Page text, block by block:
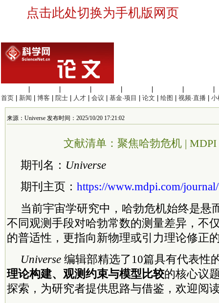
点击此处切换为手机版网页
首页
新闻 博客 院士 人才 会议 基金·项目 论文 绘图 视频·直播 小
来源：Universe 发布时间：2025/10/20 17:21:02
文献清单：聚焦哈勃危机 | MDPI
期刊名： Universe
期刊主页： https://www.mdpi.com/
当前宇宙学研究中，哈勃危机始终是悬
不同观测手段对哈勃常数的测量差异，不
的普适性，更指向新物理或引力理论修正
Universe 编辑部精选了10篇具有代表性
理论构建、观测约束与模型比较的核心议
探索，为研究者提供思路与借鉴，欢迎阅